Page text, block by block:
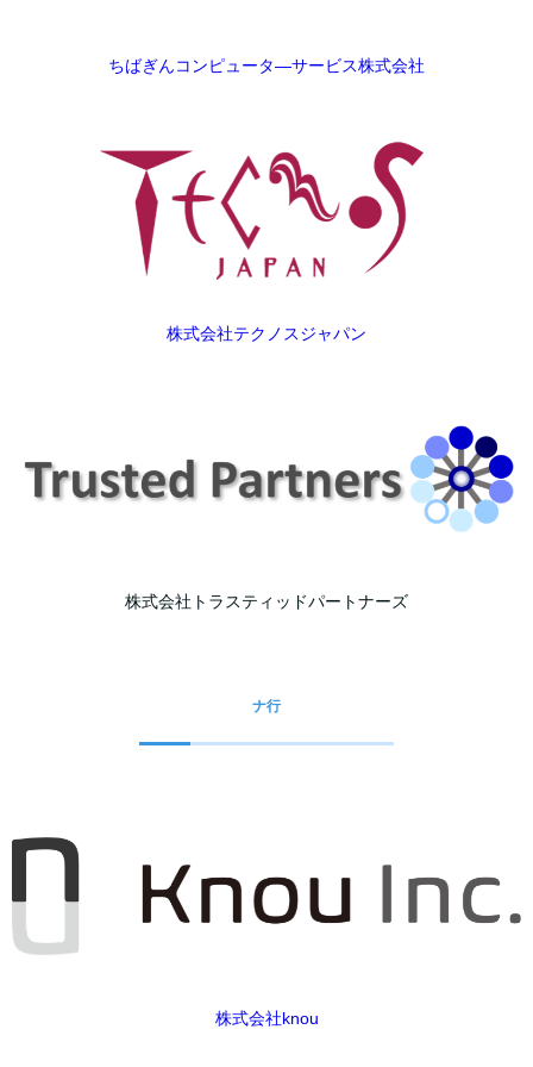
ちばぎんコンピュータ―サービス株式会社
株式会社テクノスジャパン
株式会社トラスティッドパートナーズ
ナ行
株式会社knou